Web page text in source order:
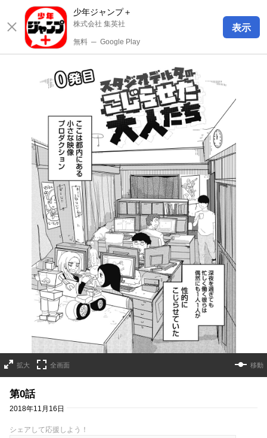
少年ジャンプ＋
株式会社 集英社
無料 ─ Google Play
表示
拡大 全画面 移動
第0話
2018年11月16日
シェアして応援しよう！